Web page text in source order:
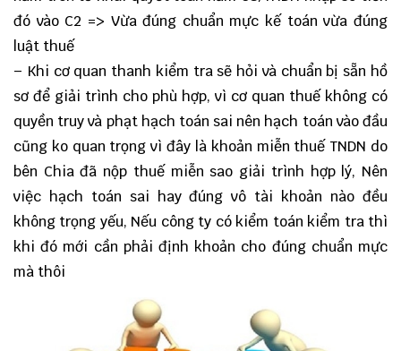
đó vào C2 => Vừa đúng chuẩn mực kế toán vừa đúng
luật thuế
– Khi cơ quan thanh kiểm tra sẽ hỏi và chuẩn bị sẵn hồ
sơ để giải trình cho phù hợp, vì cơ quan thuế không có
quyền truy và phạt hạch toán sai nên hạch toán vào đầu
cũng ko quan trọng vì đây là khoản miễn thuế TNDN do
bên Chia đã nộp thuế miễn sao giải trình hợp lý, Nên
việc hạch toán sai hay đúng vô tài khoản nào đều
không trọng yếu, Nếu công ty có kiểm toán kiểm tra thì
khi đó mới cần phải định khoản cho đúng chuẩn mực
mà thôi